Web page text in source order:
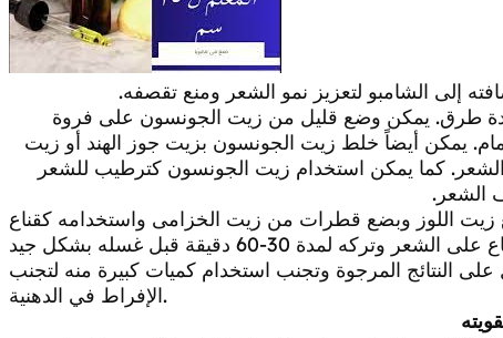
إلى الشامبو لتعزيز نمو الشعر ومنع تقصفه.
طرق. يمكن وضع قليل من زيت الجونسون على فروة
5-10 دقائق قبل الاستحمام. يمكن أيضاً خلط زيت الجونسون بزيت جوز الهند أو زيت
الشعر. كما يمكن استخدام زيت الجونسون كترطيب للشعر
الشعر.
اللوز وبضع قطرات من زيت الخزامى واستخدامه كقناع
النتائج المرجوة وتجنب استخدام كميات كبيرة منه لتجنب
الإفراط في الدهنية.